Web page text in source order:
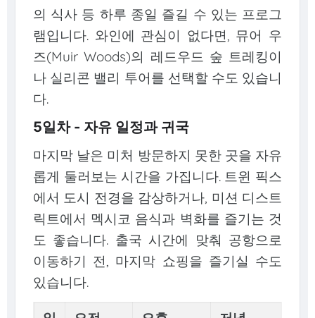
의 식사 등 하루 종일 즐길 수 있는 프로그
램입니다. 와인에 관심이 없다면, 뮤어 우
즈(Muir Woods)의 레드우드 숲 트레킹이
나 실리콘 밸리 투어를 선택할 수도 있습니
다.
5일차 - 자유 일정과 귀국
마지막 날은 미처 방문하지 못한 곳을 자유
롭게 둘러보는 시간을 가집니다. 트윈 픽스
에서 도시 전경을 감상하거나, 미션 디스트
릭트에서 멕시코 음식과 벽화를 즐기는 것
도 좋습니다. 출국 시간에 맞춰 공항으로
이동하기 전, 마지막 쇼핑을 즐기실 수도
있습니다.